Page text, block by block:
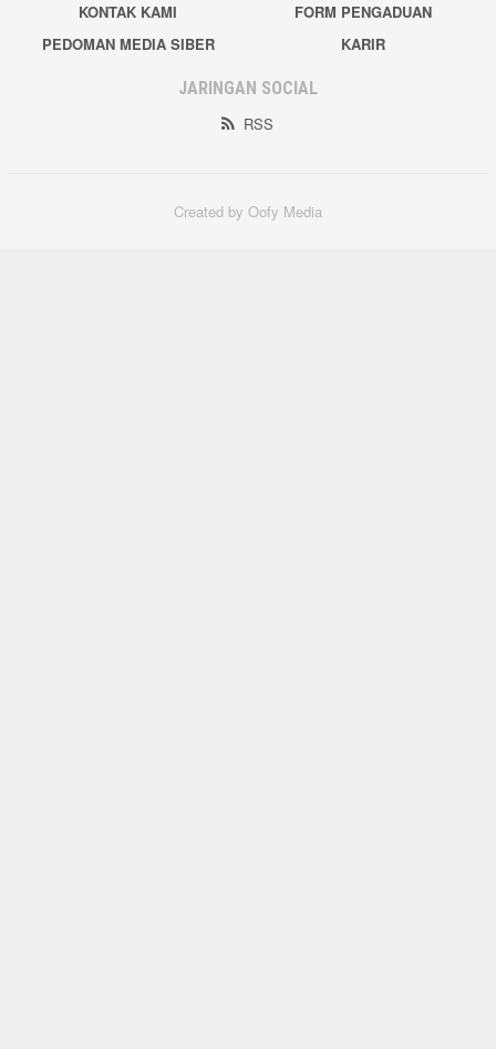
KONTAK KAMI
FORM PENGADUAN
PEDOMAN MEDIA SIBER
KARIR
JARINGAN SOCIAL
RSS
Created by Oofy Media